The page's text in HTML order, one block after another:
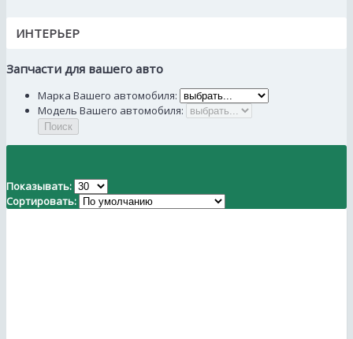
ИНТЕРЬЕР
Запчасти для вашего авто
Марка Вашего автомобиля:
Модель Вашего автомобиля:
Поиск
Показывать:
Сортировать: